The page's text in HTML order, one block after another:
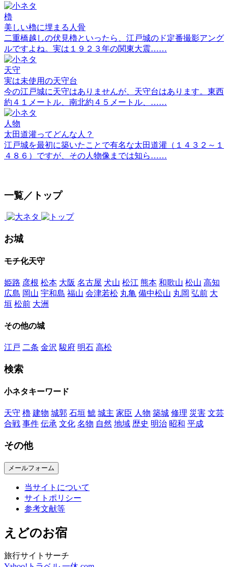
櫓
美しい櫓に埋まる人骨
二重橋越しの伏見櫓といったら、江戸城のド定番撮影アング
ルですよね。実は１９２３年の関東大震……
天守
実は未使用の天守台
今の江戸城に天守はありませんが、天守台はあります。東西
約４１メートル、南北約４５メートル、……
人物
太田道灌ってどんな人？
江戸城を最初に築いたことで有名な太田道灌（１４３２～１
４８６）ですが、その人物像までは知ら……
一覧／トップ
お城
モチ化天守
姫路 彦根 松本 大阪 名古屋 犬山 松江 熊本 和歌山 松山 高知
広島 岡山 宇和島 福山 会津若松 丸亀 備中松山 丸岡 弘前 大
垣 松前 大洲
その他の城
江戸 二条 金沢 駿府 明石 高松
検索
小ネタキーワード
天守 櫓 建物 城郭 石垣 鯱 城主 家臣 人物 築城 修理 災害 文芸
合戦 事件 伝承 文化 名物 自然 地域 歴史 明治 昭和 平成
その他
メールフォーム
当サイトについて
サイトポリシー
参考文献等
えどのお宿
旅行サイトサーチ